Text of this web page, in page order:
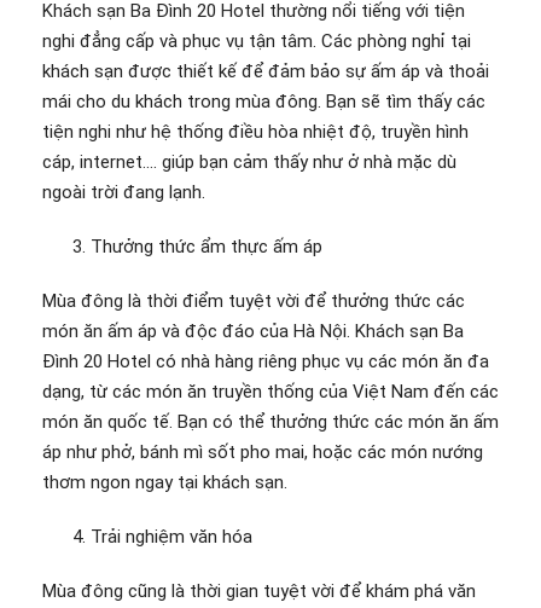
Khách sạn Ba Đình 20 Hotel thường nổi tiếng với tiện
nghi đẳng cấp và phục vụ tận tâm. Các phòng nghỉ tại
khách sạn được thiết kế để đảm bảo sự ấm áp và thoải
mái cho du khách trong mùa đông. Bạn sẽ tìm thấy các
tiện nghi như hệ thống điều hòa nhiệt độ, truyền hình
cáp, internet…. giúp bạn cảm thấy như ở nhà mặc dù
ngoài trời đang lạnh.
Thưởng thức ẩm thực ấm áp
Mùa đông là thời điểm tuyệt vời để thưởng thức các
món ăn ấm áp và độc đáo của Hà Nội. Khách sạn Ba
Đình 20 Hotel có nhà hàng riêng phục vụ các món ăn đa
dạng, từ các món ăn truyền thống của Việt Nam đến các
món ăn quốc tế. Bạn có thể thưởng thức các món ăn ấm
áp như phở, bánh mì sốt pho mai, hoặc các món nướng
thơm ngon ngay tại khách sạn.
Trải nghiệm văn hóa
Mùa đông cũng là thời gian tuyệt vời để khám phá văn